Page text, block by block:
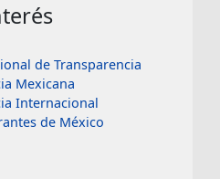
de Transparencia
Mexicana
Internacional
de México